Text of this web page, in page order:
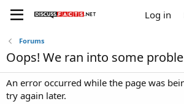
Log in
Forums
Oops! We ran into some
An error occurred while the page was
try again later.